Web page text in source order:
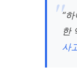
“
한
사